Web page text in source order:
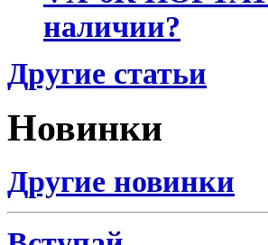
наличии?
Другие статьи
Новинки
Другие новинки